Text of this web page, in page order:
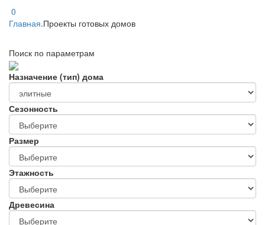
0
Главная.Проекты готовых домов
Поиск по параметрам
Назначение (тип) дома
Сезонность
Размер
Этажность
Древесина